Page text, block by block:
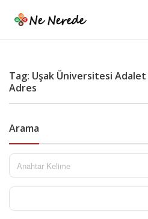
Tag: Uşak Üniversitesi
Adres
Arama